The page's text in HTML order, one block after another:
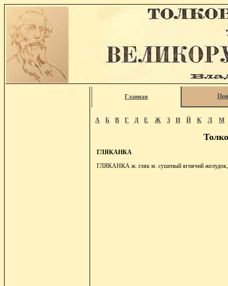
Главная
А Б В Г Д Е Ж З И Й К Л М
ГЛЯКАНКА
ГЛЯКАНКА ж. гляк м. сушеный ягнячий желудок,